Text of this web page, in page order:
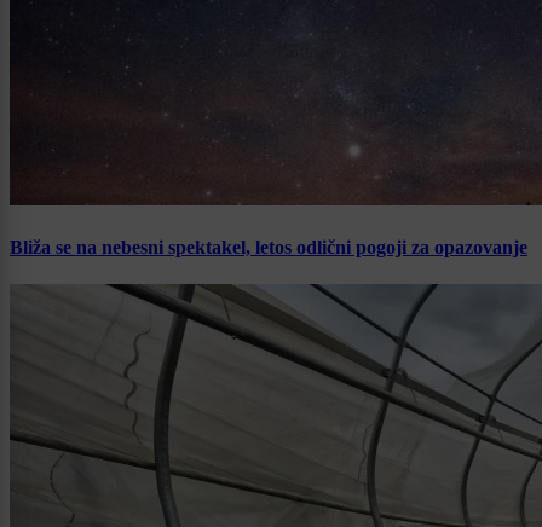
Bliža se na nebesni spektakel, letos odlični pogoji za opazovanje